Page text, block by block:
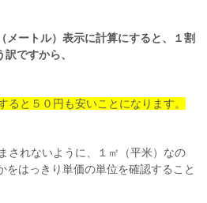
メートル）表示に計算にすると、１割
ですから、
ると５０円も安いことになります。
されないように、１㎡（平米）なの
をはっきり単価の単位を確認すること